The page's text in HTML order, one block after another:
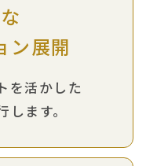
ン展開
を活かした
します。